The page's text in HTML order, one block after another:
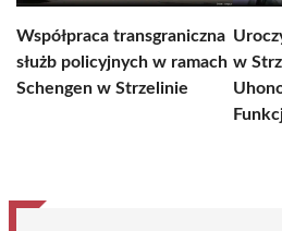
Współpraca transgraniczna
służb policyjnych w ramach
Schengen w Strzelinie
w